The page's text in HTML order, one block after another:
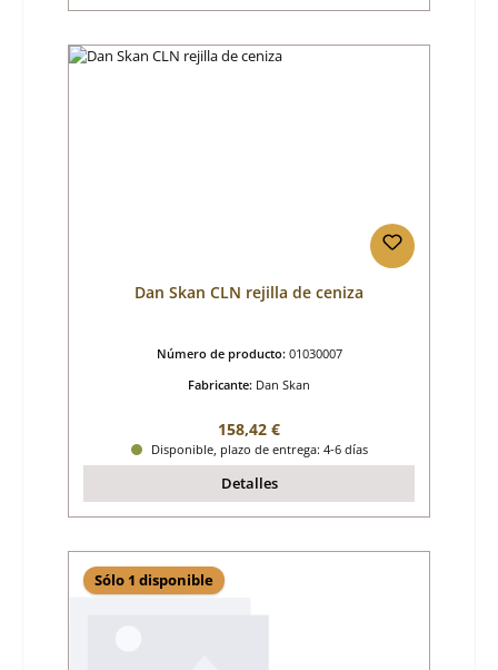
Dan Skan CLN rejilla de ceniza
Número de producto: 01030007
Fabricante: Dan Skan
Precio normal:
158,42 €
Disponible, plazo de entrega: 4-6 días
Detalles
Sólo 1 disponible